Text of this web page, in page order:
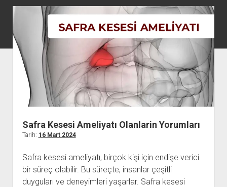
facebookinstagram
Anasayfa
Burun Estetiği
Göğüs Estetiği
Vücut Estetiği
Yüz Estetiği
Hakkımızda
İletişim
Safra Kesesi Ameliyatı Olanlarin Yorumları
Tarih: 16 Mart 2024
Safra kesesi ameliyatı, birçok kişi için endişe verici
bir süreç olabilir. Bu süreçte, insanlar çeşitli
duyguları ve deneyimleri yaşarlar. Safra kesesi